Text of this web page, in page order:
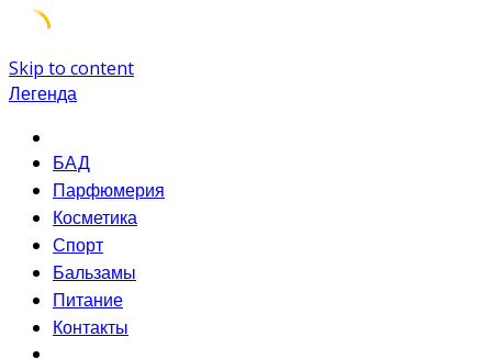
Skip to content
Легенда
БАД
Парфюмерия
Косметика
Спорт
Бальзамы
Питание
Контакты